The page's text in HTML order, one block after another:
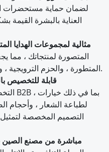
لضمان حماية مستحضرات
العناية بالبشرة القيمة
مثالية لمجموعات الهدايا
المتصورة لمنتجاتك ، مما
المتطورة ، والحزم الترويجية ، وإصدارات الإصدارات الخاصة.
قابلة للتخصيص
لطباعة الشعار ، وأحجام
التصميم المخصصة
مباشرة من مصنع الصين